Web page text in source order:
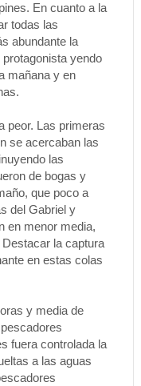
En cuanto a la
todas las
abundante la
yendo
mañana y en
peor. Las primeras
se acercaban las
las
de bogas y
que poco a
del Gabriel y
en menor media,
la captura
en estas colas
y media de
fuera controlada la
a las aguas